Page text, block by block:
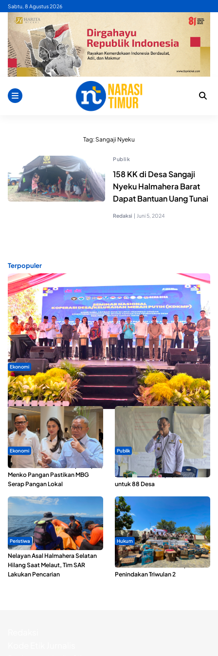
Skip
content
Sabtu, 8 Agustus 2026
Tag:Sangaji Nyeku
Publik
158 KK di Desa Sangaji
Nyeku Halmahera Barat
Dapat Bantuan Uang Tunai
Redaksi | Juni 5, 2024
Terpopuler
Ekonomi
Seminar di Ternate, Mendes Perkuat Sinergi Percepatan
Kopdes Merah Putih
Ekonomi
SPPG di Maluku Utara Dipercepat,
Menko Pangan Pastikan MBG
Serap Pangan Lokal
Publik
ABDESI Morotai Apresiasi
Penyaluran ADD Rp3,13 Miliar
untuk 88 Desa
Peristiwa
Nelayan Asal Halmahera Selatan
Hilang Saat Melaut, Tim SAR
Lakukan Pencarian
Hukum
Polda Maluku Utara Musnahkan
Ribuan Liter Miras Hasil Operasi
Penindakan Triwulan 2